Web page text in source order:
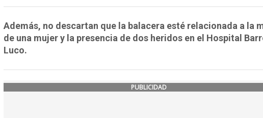
Además, no descartan que la balacera esté relacionada a la
de una mujer y la presencia de dos heridos en el Hospital
Luco.
PUBLICIDAD